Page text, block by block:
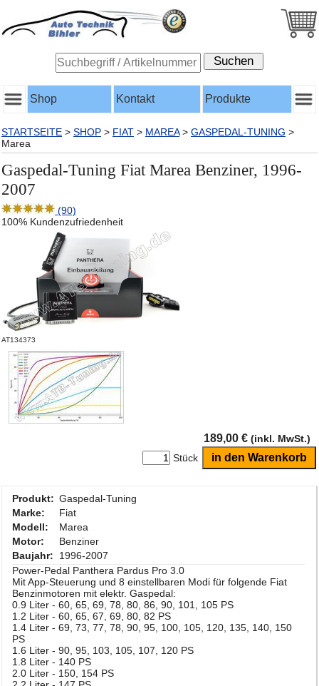
Shop Kontakt Produkte
STARTSEITE > SHOP > FIAT > MAREA > GASPEDAL-TUNING >
Marea
Gaspedal-Tuning Fiat Marea Benziner, 1996-
2007
(90)
100% Kundenzufriedenheit
AT134373
189,00 € (inkl. MwSt.)
Stück
Produkt: Gaspedal-Tuning
Marke:
Fiat
Modell:
Marea
Motor:
Benziner
Baujahr:
1996-2007
Power-Pedal Panthera Pardus Pro 3.0
Mit App-Steuerung und 8 einstellbaren Modi für folgende Fiat
Benzinmotoren mit elektr. Gaspedal:
0.9 Liter - 60, 65, 69, 78, 80, 86, 90, 101, 105 PS
1.2 Liter - 60, 65, 67, 69, 80, 82 PS
1.4 Liter - 69, 73, 77, 78, 90, 95, 100, 105, 120, 135, 140, 150
PS
1.6 Liter - 90, 95, 103, 105, 107, 120 PS
1.8 Liter - 140 PS
2.0 Liter - 150, 154 PS